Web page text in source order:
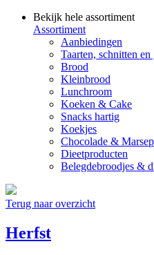
Bekijk hele assortiment
Assortiment
Aanbiedingen
Taarten, schnitten en
Brood
Kleinbrood
Lunchroom
Koeken & Cake
Snacks hartig
Koekjes
Chocolade &
Dieetproducten
Belegdebroodjes &
Terug naar overzicht
Herfst